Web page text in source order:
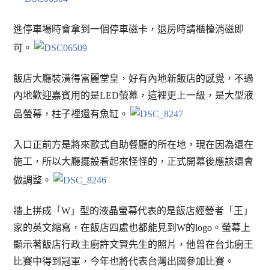
進停車場時會拿到一個停車磁卡，退房時請櫃檯消磁即
可。
飯店大廳裝潢得富麗堂皇，好有內地新飯店的感覺，不過
內地歡迎嘉賓用的是LED螢幕，這裡更上一級，是大型液
晶螢幕，柱子裡還有魚缸。
入口正前方是將來歐式自助餐廳的所在地，現在因為還在
施工，所以大廳擺設看起來怪怪的，正式開幕後應該還會
做調整。
牆上拼成「W」型的液晶螢幕代表的是飯店經營者「王」
家的英文縮寫，在飯店四處也都能見到W的logo。螢幕上
顯示著飯店行政主廚許文賢先生的照片，他曾在台北廚王
比賽中得到冠軍，今年也將代表台灣出國參加比賽。